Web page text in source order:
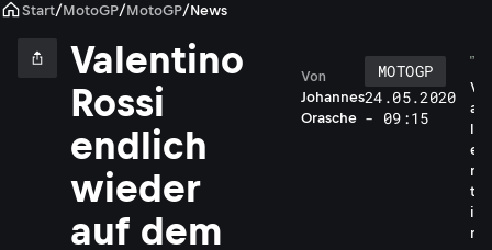
Start/MotoGP/MotoGP/News
Valentino
Rossi
endlich
wieder
auf dem
Johannes
Orasche
Von
MOTOGP
24.05.2020
- 09:15
V
a
l
e
n
t
i
n